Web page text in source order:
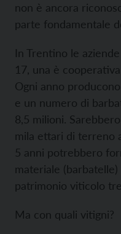
non è ancora
parte fondamentale
In Trentino le
17, una è
Ogni anno
e un numero di
8,5 milioni.
mila ettari di terreno
5 anni potrebbero
materiale
patrimonio viticolo
Ma con quali vitigni?